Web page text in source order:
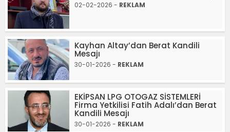
02-02-2026 - REKLAM
Kayhan Altay’dan Berat Kandili
Mesajı
30-01-2026 - REKLAM
EKİPSAN LPG OTOGAZ SİSTEMLERİ
Firma Yetkilisi Fatih Adalı’dan Berat
Kandili Mesajı
30-01-2026 - REKLAM